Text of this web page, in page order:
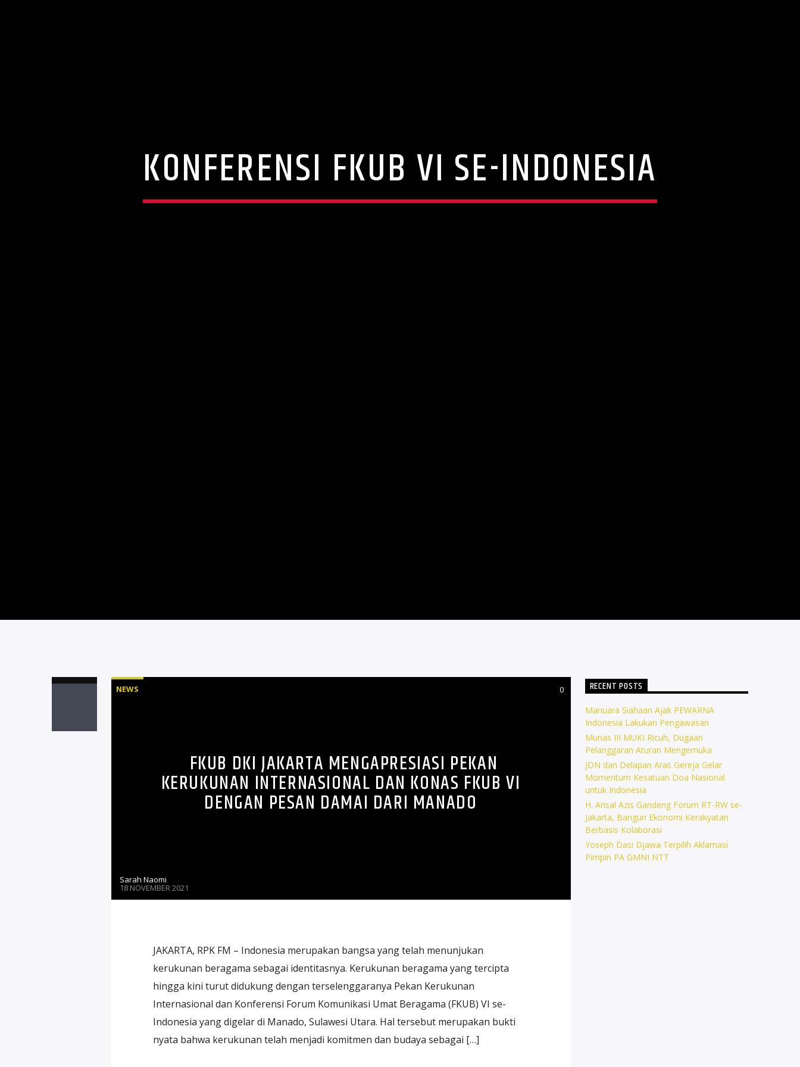
KONFERENSI FKUB VI SE-INDONESIA
NEWS 0
FKUB DKI JAKARTA MENGAPRESIASI PEKAN
KERUKUNAN INTERNASIONAL DAN KONAS FKUB VI
DENGAN PESAN DAMAI DARI MANADO
Sarah Naomi
18 NOVEMBER 2021
JAKARTA, RPK FM – Indonesia merupakan bangsa yang telah menunjukan
kerukunan beragama sebagai identitasnya. Kerukunan beragama yang tercipta
hingga kini turut didukung dengan terselenggaranya Pekan Kerukunan
Internasional dan Konferensi Forum Komunikasi Umat Beragama (FKUB) VI se-
Indonesia yang digelar di Manado, Sulawesi Utara. Hal tersebut merupakan bukti
nyata bahwa kerukunan telah menjadi komitmen dan budaya sebagai […]
RECENT POSTS
Manuara Siahaan Ajak PEWARNA
Indonesia Lakukan Pengawasan
Munas III MUKI Ricuh, Dugaan
Pelanggaran Aturan Mengemuka
JDN dan Delapan Aras Gereja Gelar
Momentum Kesatuan Doa Nasional
untuk Indonesia
H. Arisal Azis Gandeng Forum RT-RW se-
Jakarta, Bangun Ekonomi Kerakyatan
Berbasis Kolaborasi
Yoseph Dasi Djawa Terpilih Aklamasi
Pimpin PA GMNI NTT